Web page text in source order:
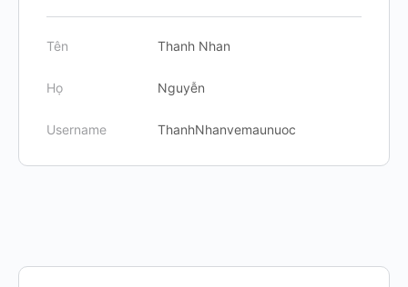
Tên Thanh Nhan
Họ Nguyễn
Username ThanhNhanvemaunuoc